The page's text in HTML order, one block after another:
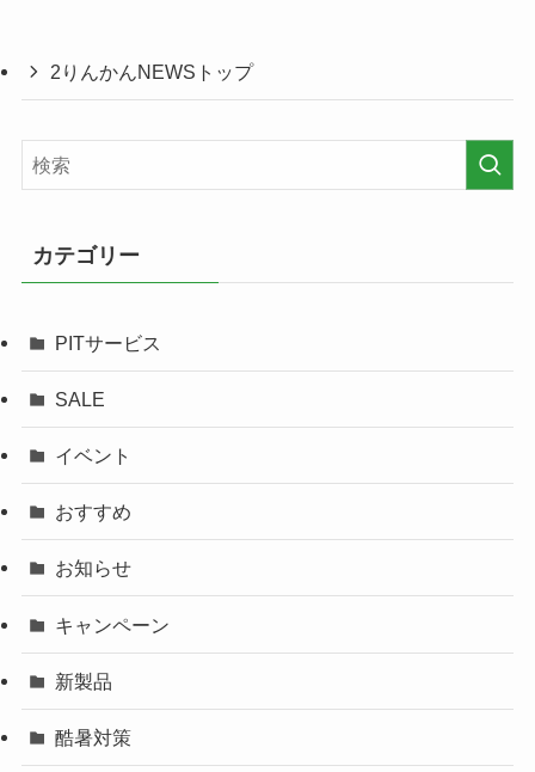
2りんかんNEWSトップ
カテゴリー
PITサービス
SALE
イベント
おすすめ
お知らせ
キャンペーン
新製品
酷暑対策